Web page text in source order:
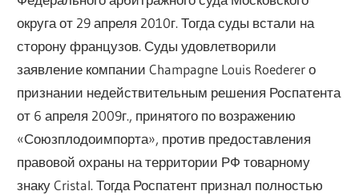
округа от 29 апреля 2010г. Тогда суды встали на
сторону французов. Суды удовлетворили
заявление компании Champagne Louis Roederer о
признании недействительным решения Роспатента
от 6 апреля 2009г., принятого по возражению
«Союзплодоимпорта», против предоставления
правовой охраны на территории РФ товарному
знаку Cristal. Тогда Роспатент признал полностью